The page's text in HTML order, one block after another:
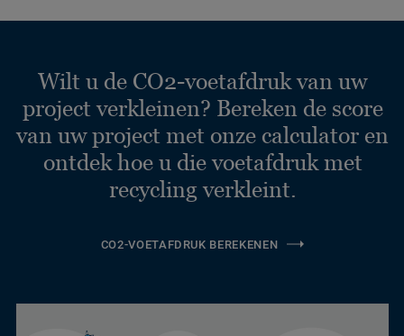
Wilt u de CO2-voetafdruk van uw
project verkleinen? Bereken de score
van uw project met onze calculator en
ontdek hoe u die voetafdruk met
recycling verkleint.
CO2-VOETAFDRUK BEREKENEN